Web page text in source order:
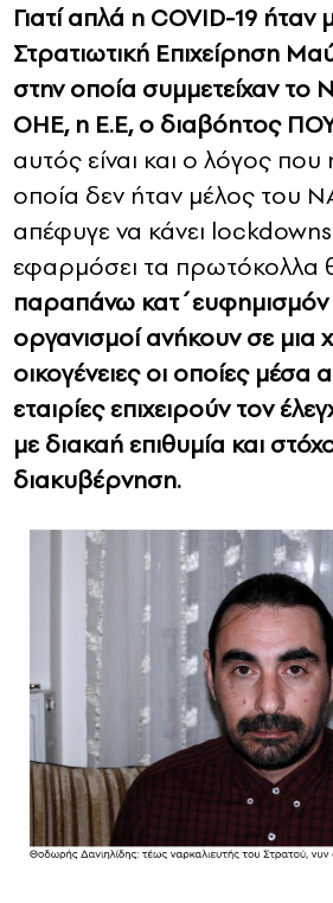
Γιατί απλά η COVID-19 ήταν
Στρατιωτική Επιχείρηση
στην οποία συμμετείχαν το
OHE, η Ε.Ε, ο διαβόητος
αυτός είναι και ο λόγος
οποία δεν ήταν μέλος του
απέφυγε να κάνει lockdowns
εφαρμόσει τα πρωτόκολλα
παραπάνω κατ΄ευφημισμόν
οργανισμοί ανήκουν σε μια
οικογένειες οι οποίες μέσα
εταιρίες επιχειρούν τον
με διακαή επιθυμία και
διακυβέρνηση.